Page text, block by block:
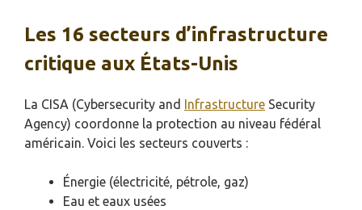
Les 16 secteurs d’infrastructure
critique aux États-Unis
La CISA (Cybersecurity and Infrastructure Security
Agency) coordonne la protection au niveau fédéral
américain. Voici les secteurs couverts :
Énergie (électricité, pétrole, gaz)
Eau et eaux usées